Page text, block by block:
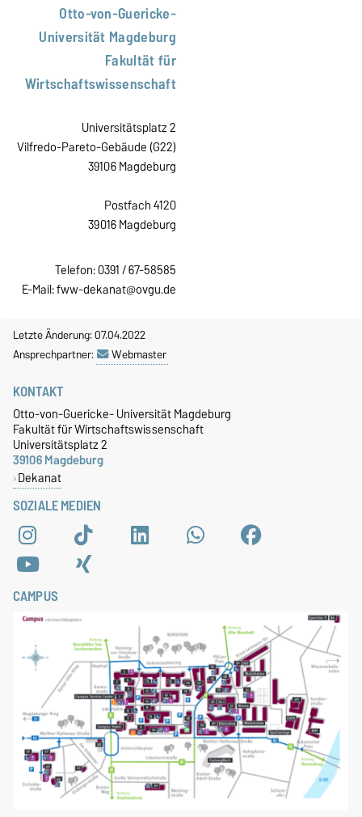
Otto-von-Guericke-
Universität Magdeburg
Fakultät für
Wirtschaftswissenschaft
Universitätsplatz 2
Vilfredo-Pareto-Gebäude (G22)
39106 Magdeburg
Postfach 4120
39016 Magdeburg
Telefon: 0391 / 67-58585
E-Mail:fww-dekanat@ovgu.de
Letzte Änderung: 07.04.2022
Ansprechpartner:
Webmaster
SOZIALE MEDIEN
KONTAKT
Otto-von-Guericke- Universität Magdeburg
Fakultät für Wirtschaftswissenschaft
Universitätsplatz 2
39106 Magdeburg
Dekanat
CAMPUS